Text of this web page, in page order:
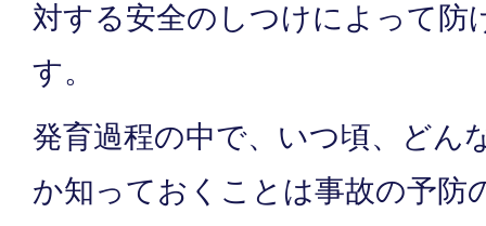
対する安全のしつけによって防
す。
発育過程の中で、いつ頃、どん
か知っておくことは事故の予防